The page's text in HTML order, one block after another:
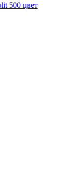
500 цвет